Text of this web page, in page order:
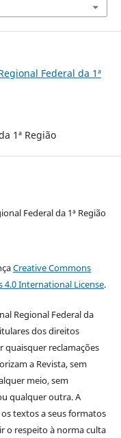
Federal da 1ª
1ª Região
Federal da 1ª Região
Creative Commons
International License.
Regional Federal da
dos direitos
reclamações
a Revista, sem
meio, sem
qualquer outra. A
textos a seus formatos
o respeito à norma culta